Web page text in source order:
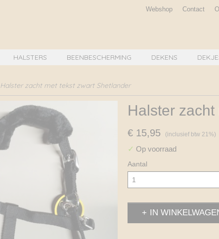
Webshop Contact
HALSTERS BEENBESCHERMING DEKENS
Halster zacht met tekst zwart Shetlander
Halster
€ 15,95 (inclusief btw 21%)
✓ Op voorraad
Aantal
IN